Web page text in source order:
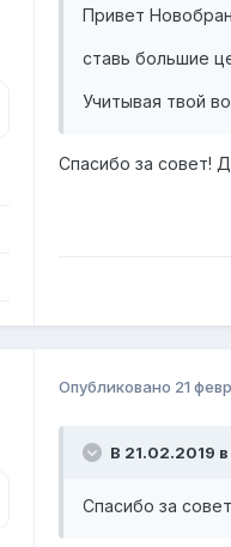
Привет
ставь большие
Учитывая твой
Спасибо за совет!
Опубликовано 21
В 21.02.2019
Спасибо за